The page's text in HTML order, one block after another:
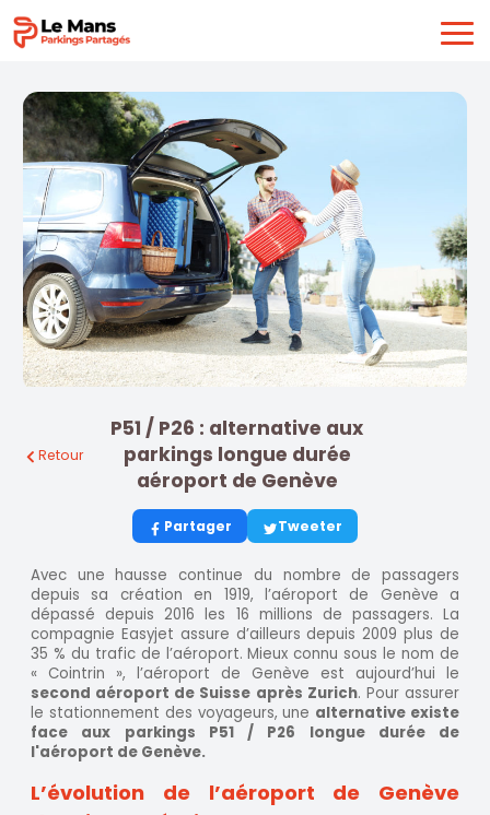
Retour
P51 / P26 : alternative aux
parkings longue durée
aéroport de Genève
Partager Tweeter
Avec une hausse continue du nombre de passagers
depuis sa création en 1919, l’aéroport de Genève a
dépassé depuis 2016 les 16 millions de passagers. La
compagnie Easyjet assure d’ailleurs depuis 2009 plus de
35 % du trafic de l’aéroport. Mieux connu sous le nom de
« Cointrin », l’aéroport de Genève est aujourd’hui le
second aéroport de Suisse après Zurich. Pour assurer
le stationnement des voyageurs, une alternative existe
face aux parkings P51 / P26 longue durée de
l'aéroport de Genève.
L’évolution de l’aéroport de Genève